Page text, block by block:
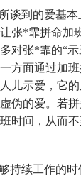
谈到的爱基
张*霏拼命加
对张*霏的“
方面通过加
儿示爱，它
伪的爱。若
时间，从而
持续工作的